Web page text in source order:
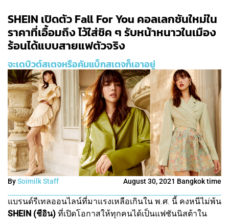
SHEIN เปิดตัว Fall For You คอลเลกชันใหม่ใน
ราคาที่เอื้อมถึง ไว้ใส่ชิค ๆ รับหน้าหนาวในเมือง
ร้อนได้แบบสายแฟตัวจริง
จะเดบิวต์สเตจหรือคัมแบ็กสเตจก็เอาอยู่
BySoimilk Staff August 30, 2021 Bangkok time
แบรนด์รีเทลออนไลน์ที่มาแรงเหลือเกินใน พ.ศ. นี้ คงหนีไม่พ้น
SHEIN (ชีอิน) ที่เปิดโอกาสให้ทุกคนได้เป็นแฟชันนิสต้าใน